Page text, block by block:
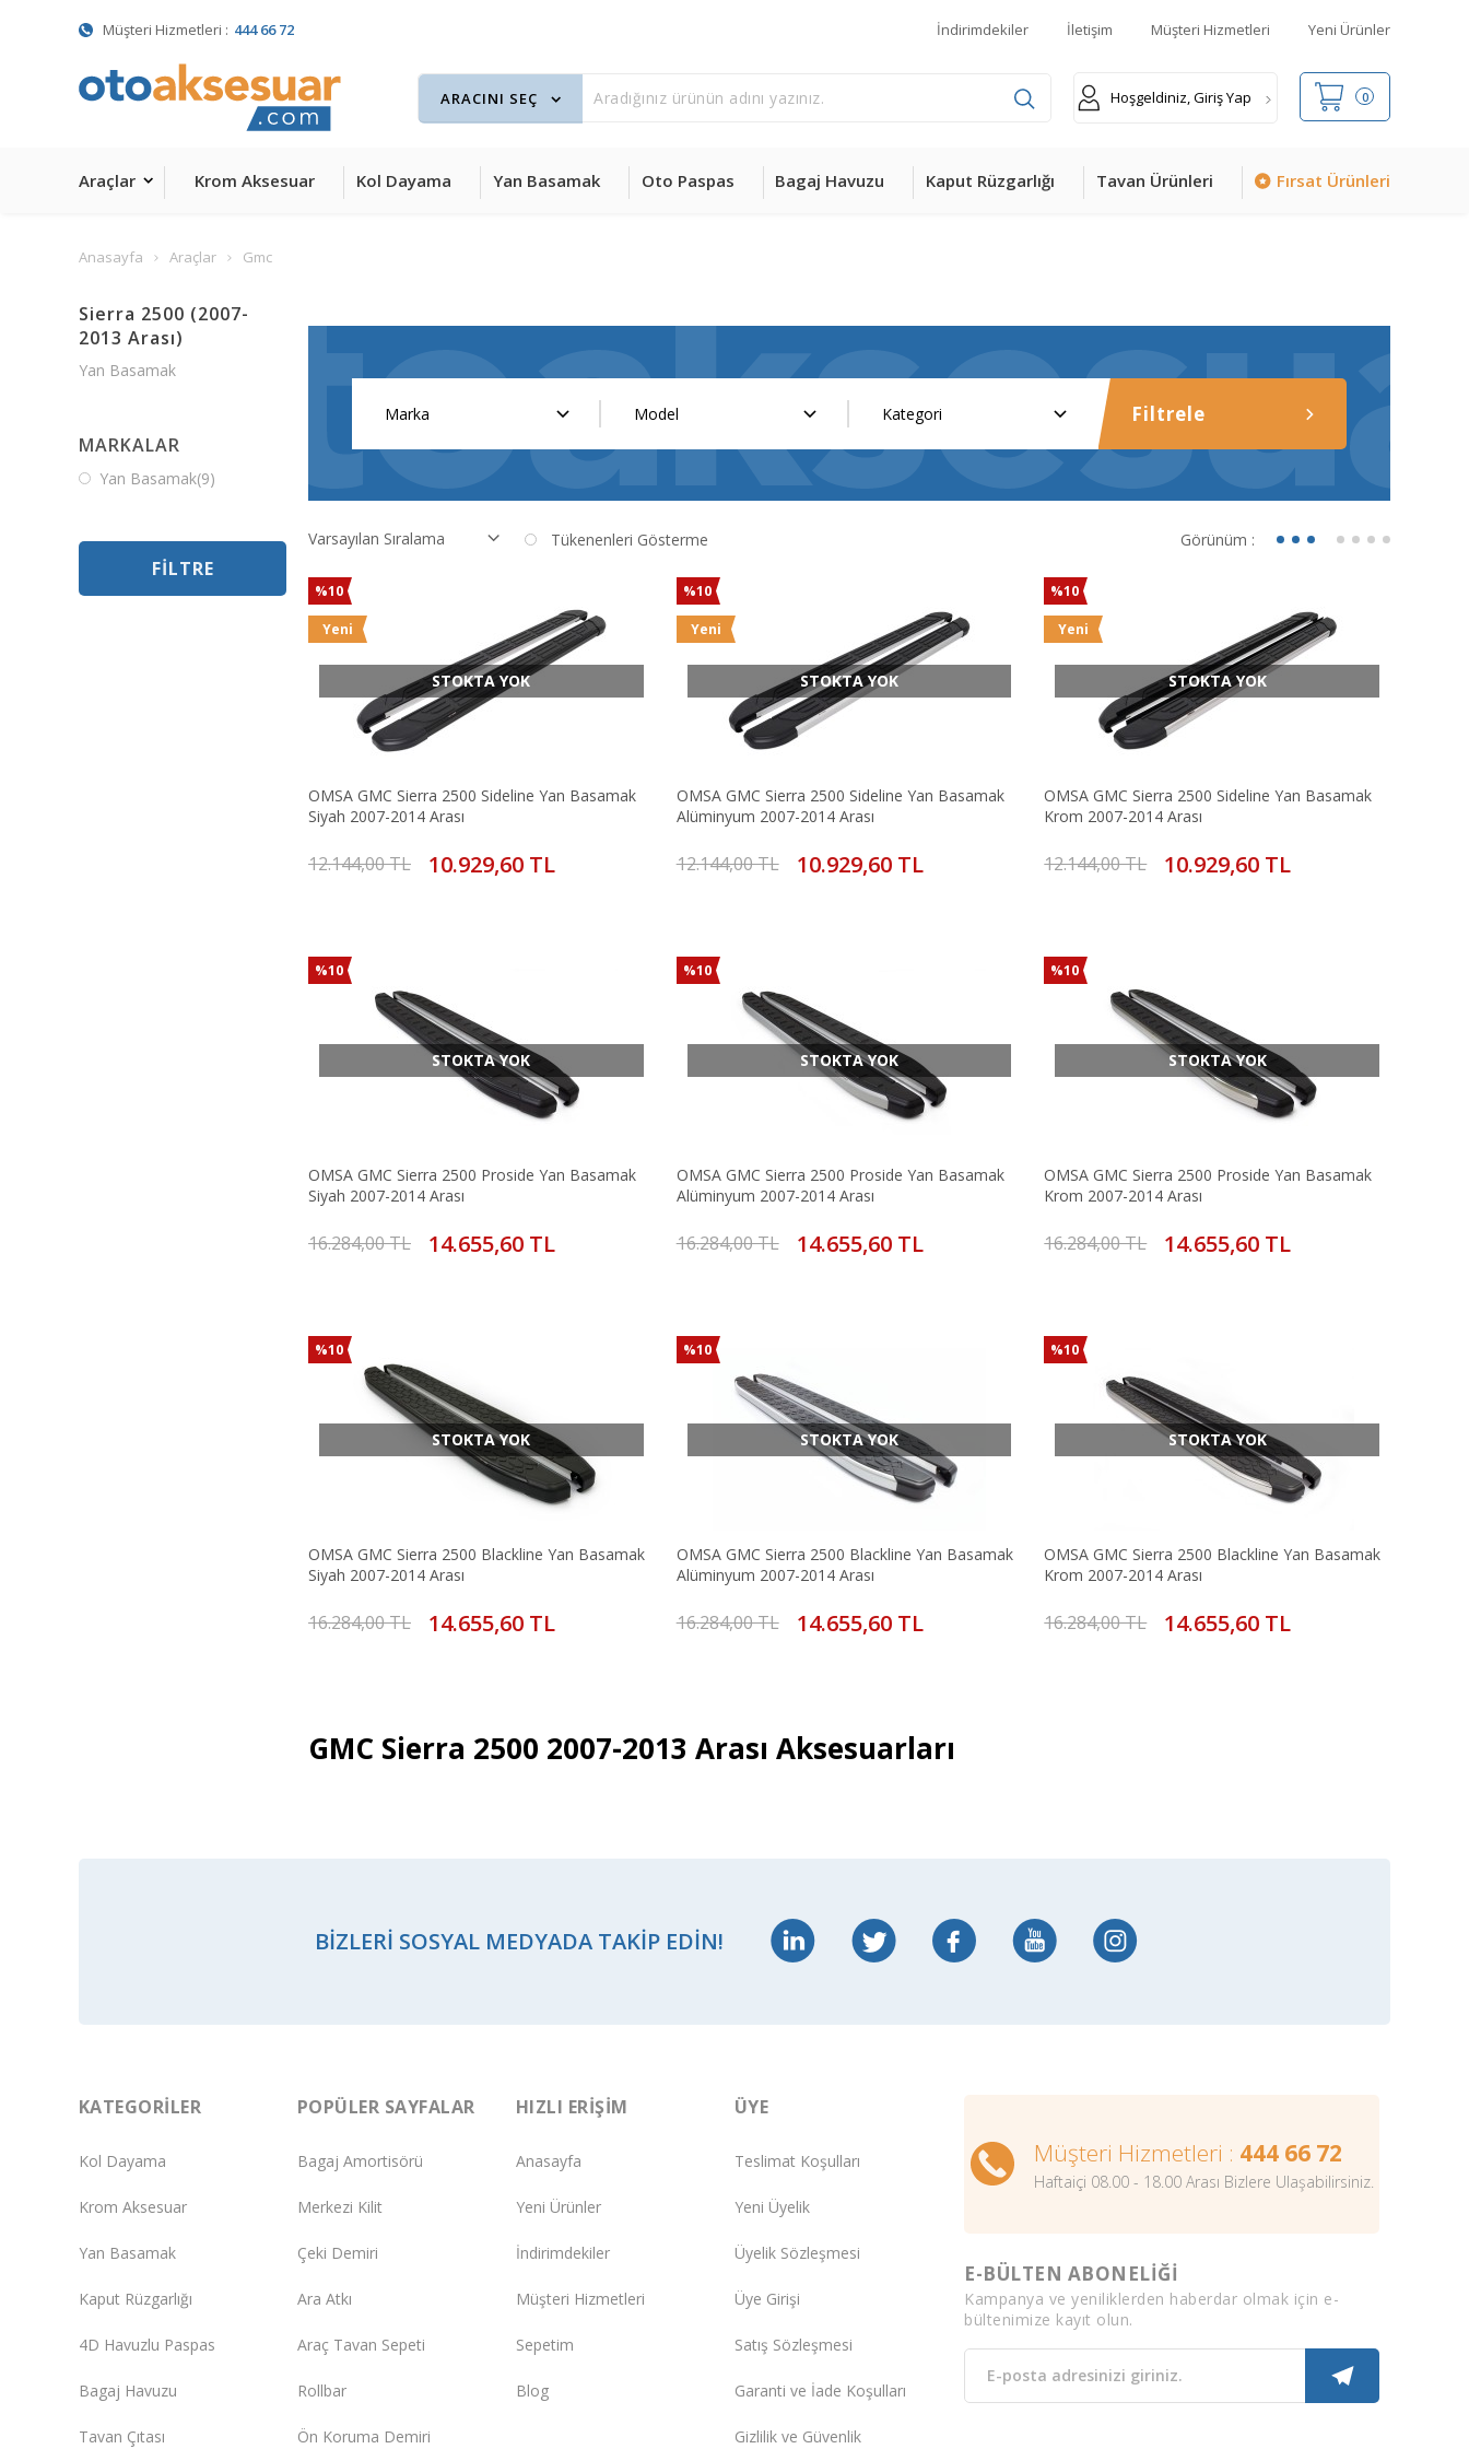
Müşteri Hizmetleri : 444 66 72 İndirimdekiler İletişim Müşteri Hizmetleri Yeni Ürünler
0
Hoşgeldiniz, Giriş Yap
Araçlar Krom Aksesuar Kol Dayama Yan Basamak Oto Paspas Bagaj Havuzu Kaput Rüzgarlığı Tavan Ürünleri Fırsat Ürünleri
Anasayfa Araçlar Gmc
Sierra 2500 (2007-
2013 Arası)
Yan Basamak
MARKALAR
Yan Basamak(9)
FILTRE
Filtrele
Tükenenleri Gösterme Görünüm :
%10
Yeni
STOKTA YOK
OMSA GMC Sierra 2500 Sideline Yan Basamak
Siyah 2007-2014 Arası
12.144,00 TL 10.929,60 TL
%10
Yeni
STOKTA YOK
OMSA GMC Sierra 2500 Sideline Yan Basamak
Alüminyum 2007-2014 Arası
12.144,00 TL 10.929,60 TL
%10
Yeni
STOKTA YOK
OMSA GMC Sierra 2500 Sideline Yan Basamak
Krom 2007-2014 Arası
12.144,00 TL 10.929,60 TL
%10
STOKTA YOK
OMSA GMC Sierra 2500 Proside Yan Basamak
Siyah 2007-2014 Arası
16.284,00 TL 14.655,60 TL
%10
STOKTA YOK
OMSA GMC Sierra 2500 Proside Yan Basamak
Alüminyum 2007-2014 Arası
16.284,00 TL 14.655,60 TL
%10
STOKTA YOK
OMSA GMC Sierra 2500 Proside Yan Basamak
Krom 2007-2014 Arası
16.284,00 TL 14.655,60 TL
%10
STOKTA YOK
OMSA GMC Sierra 2500 Blackline Yan Basamak
Siyah 2007-2014 Arası
16.284,00 TL 14.655,60 TL
%10
STOKTA YOK
OMSA GMC Sierra 2500 Blackline Yan Basamak
Alüminyum 2007-2014 Arası
16.284,00 TL 14.655,60 TL
%10
STOKTA YOK
OMSA GMC Sierra 2500 Blackline Yan Basamak
Krom 2007-2014 Arası
16.284,00 TL 14.655,60 TL
GMC Sierra 2500 2007-2013 Arası Aksesuarları
BIZLERI SOSYAL MEDYADA TAKIP EDIN!
KATEGORILER
Kol Dayama
Krom Aksesuar
Yan Basamak
Kaput Rüzgarlığı
4D Havuzlu Paspas
Bagaj Havuzu
Tavan Çıtası
POPÜLER SAYFALAR
Bagaj Amortisörü
Merkezi Kilit
Çeki Demiri
Ara Atkı
Araç Tavan Sepeti
Rollbar
Ön Koruma Demiri
HIZLI ERIŞIM
Anasayfa
Yeni Ürünler
İndirimdekiler
Müşteri Hizmetleri
Sepetim
Blog
ÜYE
Teslimat Koşulları
Yeni Üyelik
Üyelik Sözleşmesi
Üye Girişi
Satış Sözleşmesi
Garanti ve İade Koşulları
Gizlilik ve Güvenlik
Müşteri Hizmetleri : 444 66 72
Haftaiçi 08.00 - 18.00 Arası Bizlere Ulaşabilirsiniz.
E-BÜLTEN ABONELİĞİ
Kampanya ve yeniliklerden haberdar olmak için e-
bültenimize kayıt olun.